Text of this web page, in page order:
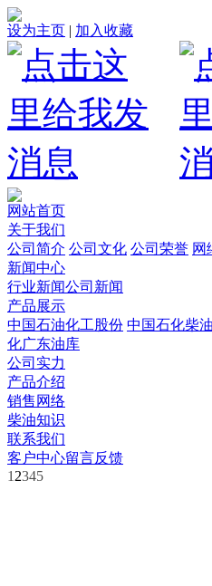
设为主页 | 加入收藏
网站首页
关于我们
公司简介 公司文化 公司荣誉 网
新闻中心
行业新闻公司新闻
产品展示
中国石油化工股份 中国石化柴
化广东油库
公司实力
产品介绍
销售网络
柴油知识
联系我们
客户中心留言反馈
1 2345